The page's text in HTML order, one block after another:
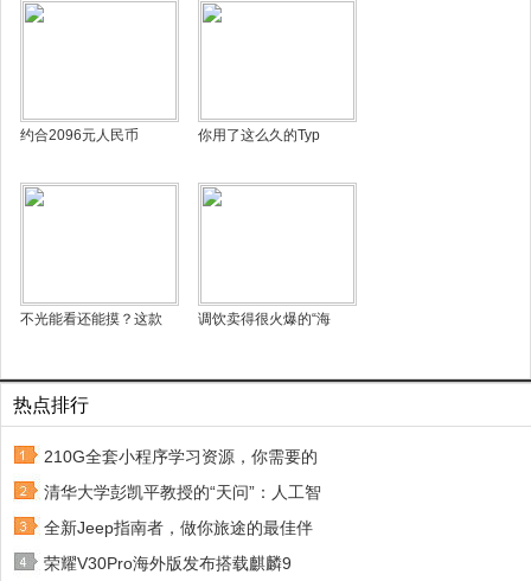
约合2096元人民币 你用了这么久的Typ
不光能看还能摸？这款 调饮卖得很火爆的“海
热点排行
210G全套小程序学习资源，你需要的
清华大学彭凯平教授的“天问”：人工智
全新Jeep指南者，做你旅途的最佳伴
荣耀V30Pro海外版发布搭载麒麟9